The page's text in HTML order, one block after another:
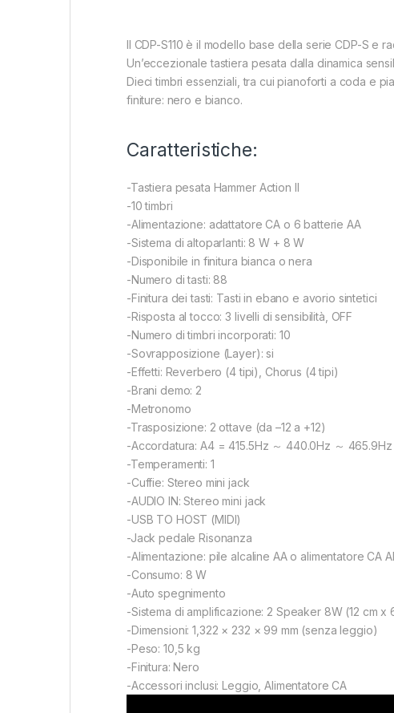
Il CDP-S110 è il modello base della serie CDP-S
Un’eccezionale tastiera pesata dalla dinamica
Dieci timbri essenziali, tra cui pianoforti a coda e
finiture: nero e bianco.
Caratteristiche:
-Tastiera pesata Hammer Action ll
-10 timbri
-Alimentazione: adattatore CA o 6 batterie AA
-Sistema di altoparlanti: 8 W + 8 W
-Disponibile in finitura bianca o nera
-Numero di tasti: 88
-Finitura dei tasti: Tasti in ebano e avorio sintetici
-Risposta al tocco: 3 livelli di sensibilità, OFF
-Numero di timbri incorporati: 10
-Sovrapposizione (Layer): si
-Effetti: Reverbero (4 tipi), Chorus (4 tipi)
-Brani demo: 2
-Metronomo
-Trasposizione: 2 ottave (da –12 a +12)
-Accordatura: A4 = 415.5Hz ～ 440.0Hz ～ 465.9Hz
-Temperamenti: 1
-Cuffie: Stereo mini jack
-AUDIO IN: Stereo mini jack
-USB TO HOST (MIDI)
-Jack pedale Risonanza
-Alimentazione: pile alcaline AA o alimentatore CA
-Consumo: 8 W
-Auto spegnimento
-Sistema di amplificazione: 2 Speaker 8W (12 cm x
-Dimensioni: 1,322 × 232 × 99 mm (senza leggio)
-Peso: 10,5 kg
-Finitura: Nero
-Accessori inclusi: Leggio, Alimentatore CA